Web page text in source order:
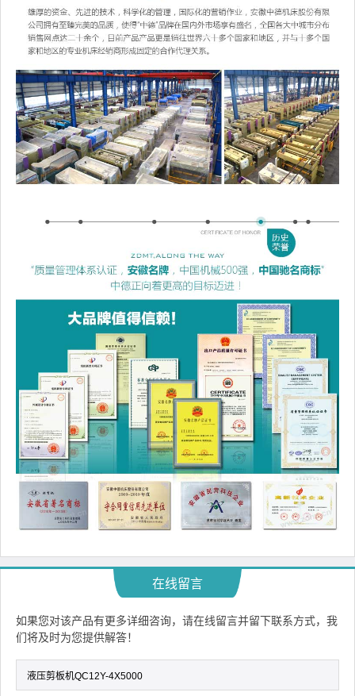
在线留言
如果您对该产品有更多详细咨询，请在线留言并留下联系方式，我
们将及时为您提供解答！